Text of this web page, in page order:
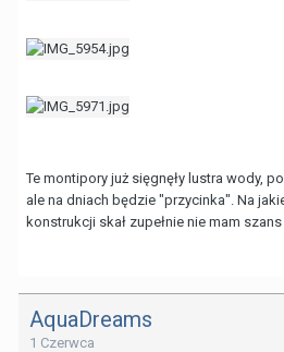
Te montipory już sięgnęły lustra wody,
ale na dniach będzie "przycinka". Na
konstrukcji skał zupełnie nie mam
AquaDreams
1 Czerwca